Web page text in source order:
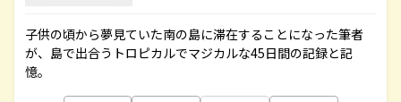
子供の頃から夢見ていた南の島に滞在することになった筆者
が、島で出合うトロピカルでマジカルな45日間の記録と記
憶。